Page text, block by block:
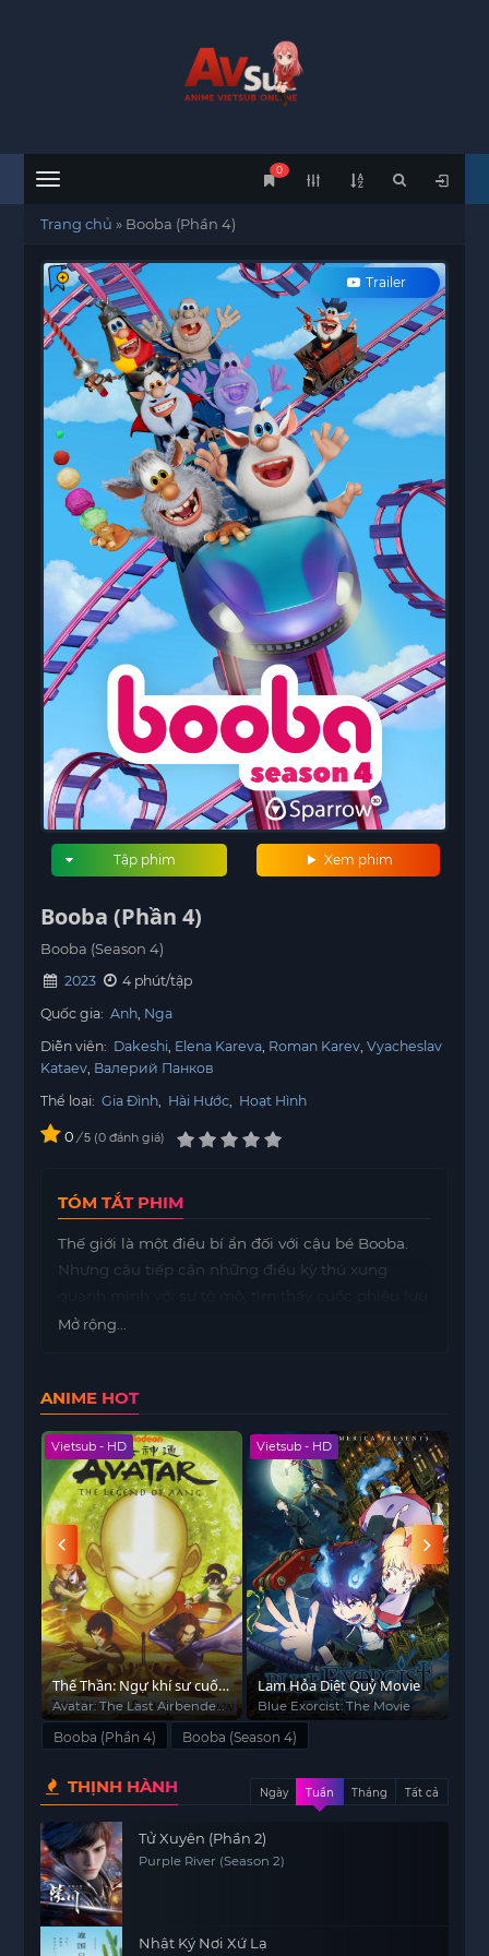
Menu
0
Trang chủ » Booba (Phần 4)
Trailer
Xem phim
Tập phim
Booba (Phần 4)
Booba (Season 4)
2023
4 phút/tập
Quốc gia: Anh Nga
Diễn viên: Dakeshi Elena Kareva Roman Karev Vyacheslav
Kataev Валерий Панков
Thể loại: Gia Đình, Hài Hước, Hoạt Hình
0 / 5 0 đánh giá
TÓM TẮT PHIM
Thế giới là một điều bí ẩn đối với cậu bé Booba.
Nhưng cậu tiếp cận những điều kỳ thú xung
trong những điều quen thuộc hàng ngày.
Mở rộng...
ANIME HOT
Vietsub - HD
Thế Thần: Ngự khí sư cuối
cùng (Phần 2)
Avatar: The Last Airbender
(Season 2)
Vietsub - HD
Lam Hỏa Diệt Quỷ Movie
Blue Exorcist: The Movie
Booba (Phần 4) Booba (Season 4)
THỊNH HÀNH Ngày Tuần Tháng Tất cả
Tử Xuyên (Phần 2)
Purple River (Season 2)
Nhật Ký Nơi Xứ Lạ